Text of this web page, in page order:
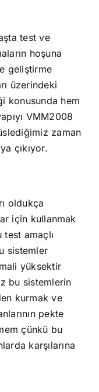
test ve
hoşuna
geliştirme
üzerindeki
konusunda hem
VMM2008
zaman
çıkıyor.
oldukça
için kullanmak
amaçlı
sistemler
yüksektir
bu sistemlerin
kurmak ve
pekte
çünkü bu
karşılarına